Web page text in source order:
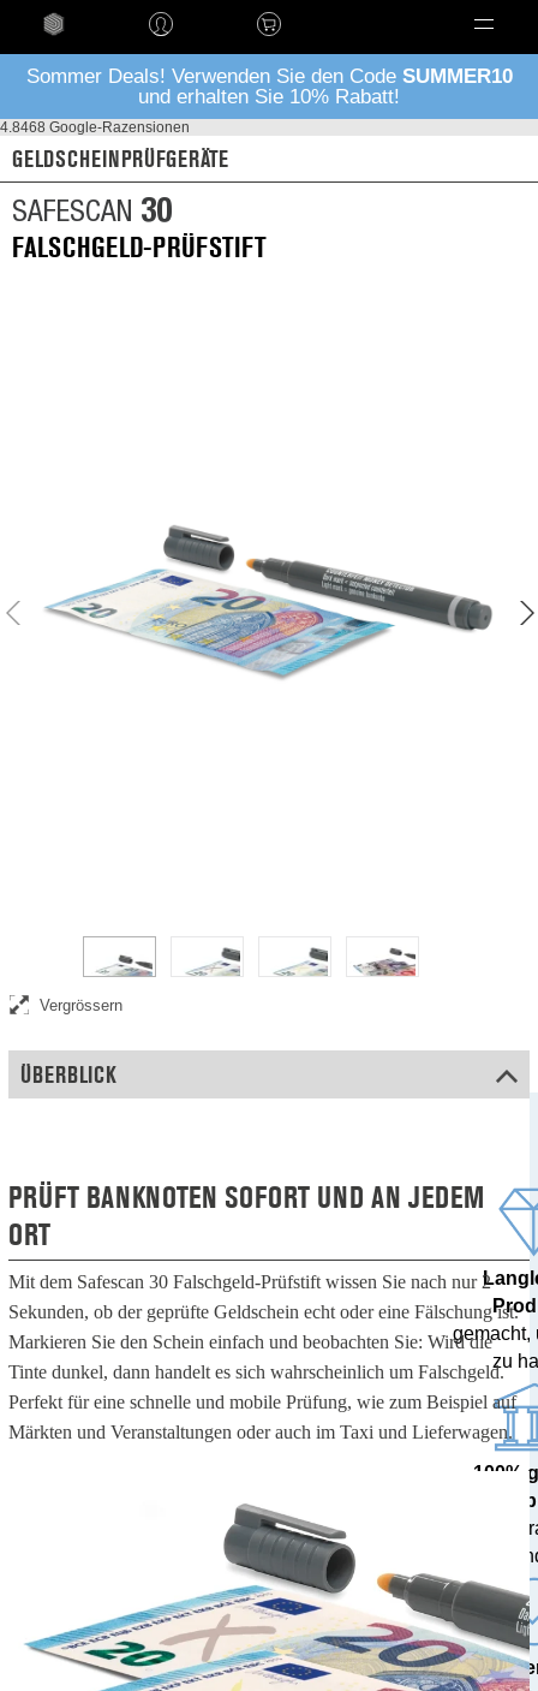
Sommer Deals! Verwenden Sie den Code SUMMER10
und erhalten Sie 10% Rabatt!
4.8468 Google-Razensionen
GELDSCHEINPRÜFGERÄTE
SAFESCAN 30
FALSCHGELD-PRÜFSTIFT
Sofortige Geldscheinprüfung
Vergrössern
ÜBERBLICK
PRÜFT BANKNOTEN SOFORT UND AN JEDEM
ORT
Mit dem Safescan 30 Falschgeld-Prüfstift wissen Sie nach nur 2
Sekunden, ob der geprüfte Geldschein echt oder eine Fälschung ist.
Markieren Sie den Schein einfach und beobachten Sie: Wird die
Tinte dunkel, dann handelt es sich wahrscheinlich um Falschgeld.
Perfekt für eine schnelle und mobile Prüfung, wie zum Beispiel auf
Märkten und Veranstaltungen oder auch im Taxi und Lieferwagen.
gemacht,
zu
100%
von
getestet